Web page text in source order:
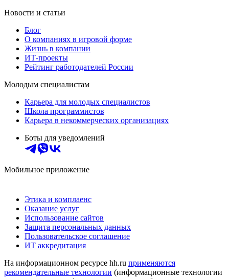
Новости и статьи
Блог
О компаниях в игровой форме
Жизнь в компании
ИТ-проекты
Рейтинг работодателей России
Молодым специалистам
Карьера для молодых специалистов
Школа программистов
Карьера в некоммерческих организациях
Боты для уведомлений
Мобильное приложение
Этика и комплаенс
Оказание услуг
Использование сайтов
Защита персональных данных
Пользовательское соглашение
ИТ аккредитация
На информационном ресурсе hh.ru применяются
рекомендательные технологии (информационные технологии